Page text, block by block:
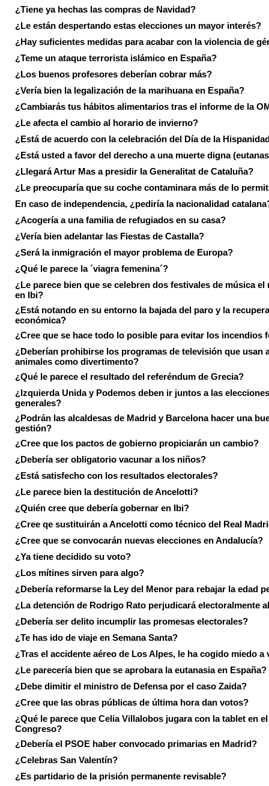
¿Tiene ya hechas las compras de Navidad?
¿Le están despertando estas elecciones un mayor interés?
¿Hay suficientes medidas para acabar con la violencia de
¿Teme un ataque terrorista islámico en España?
¿Los buenos profesores deberían cobrar más?
¿Vería bien la legalización de la marihuana en España?
¿Cambiarás tus hábitos alimentarios tras el informe de la
¿Le afecta el cambio al horario de invierno?
¿Está de acuerdo con la celebración del Día de la
¿Está usted a favor del derecho a una muerte digna
¿Llegará Artur Mas a presidir la Generalitat de Cataluña?
¿Le preocuparía que su coche contaminara más de lo
En caso de independencia, ¿pediría la nacionalidad
¿Acogería a una familia de refugiados en su casa?
¿Vería bien adelantar las Fiestas de Castalla?
¿Será la inmigración el mayor problema de Europa?
¿Qué le parece la ´viagra femenina´?
¿Le parece bien que se celebren dos festivales de música el
en Ibi?
¿Está notando en su entorno la bajada del paro y la
económica?
¿Cree que se hace todo lo posible para evitar los incendios
¿Deberían prohibirse los programas de televisión que usan
animales como divertimento?
¿Qué le parece el resultado del referéndum de Grecia?
¿Izquierda Unida y Podemos deben ir juntos a las elecciones
generales?
¿Podrán las alcaldesas de Madrid y Barcelona hacer una
gestión?
¿Cree que los pactos de gobierno propiciarán un cambio?
¿Debería ser obligatorio vacunar a los niños?
¿Está satisfecho con los resultados electorales?
¿Le parece bien la destitución de Ancelotti?
¿Quién cree que debería gobernar en Ibi?
¿Cree qe sustituirán a Ancelotti como técnico del Real
¿Cree que se convocarán nuevas elecciones en Andalucía?
¿Ya tiene decidido su voto?
¿Los mítines sirven para algo?
¿Debería reformarse la Ley del Menor para rebajar la edad
¿La detención de Rodrigo Rato perjudicará electoralmente
¿Debería ser delito incumplir las promesas electorales?
¿Te has ido de viaje en Semana Santa?
¿Tras el accidente aéreo de Los Alpes, le ha cogido miedo a
¿Le parecería bien que se aprobara la eutanasia en España?
¿Debe dimitir el ministro de Defensa por el caso Zaida?
¿Cree que las obras públicas de última hora dan votos?
¿Qué le parece que Celia Villalobos jugara con la tablet en el
Congreso?
¿Debería el PSOE haber convocado primarias en Madrid?
¿Celebras San Valentín?
¿Es partidario de la prisión permanente revisable?